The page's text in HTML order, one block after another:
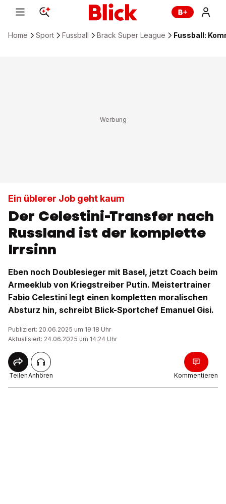
Home Sport Fussball Brack Super League Fussball:
Ein üblerer Job geht kaum
Der Celestini-Transfer nach
Russland ist der komplette
Irrsinn
Eben noch Doublesieger mit Basel, jetzt Coach beim
Armeeklub von Kriegstreiber Putin. Meistertrainer
Fabio Celestini legt einen kompletten moralischen
Absturz hin, schreibt Blick-Sportchef Emanuel Gisi.
Publiziert: 20.06.2025 um 19:18 Uhr
Aktualisiert: 24.06.2025 um 14:24 Uhr
TeilenAnhören Kommentieren